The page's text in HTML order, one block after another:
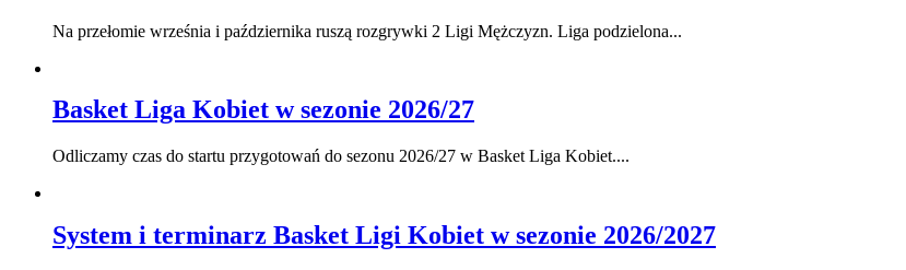
Na przełomie września i października ruszą rozgrywki 2 Ligi Mężczyzn. Liga podzielona...
Basket Liga Kobiet w sezonie 2026/27
Odliczamy czas do startu przygotowań do sezonu 2026/27 w Basket Liga Kobiet....
System i terminarz Basket Ligi Kobiet w sezonie 2026/2027